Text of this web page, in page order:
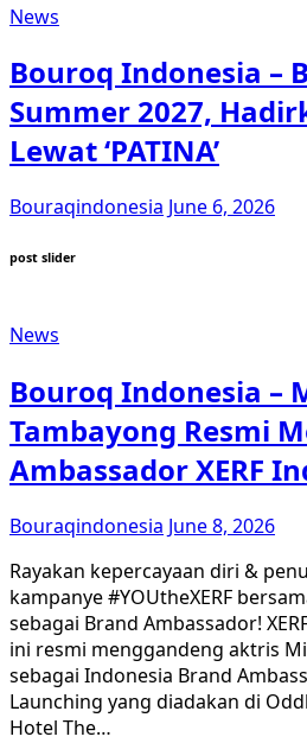
News
Bouroq Indonesia –
Summer 2027,
Lewat ‘PATINA’
Bouraqindonesia June 6, 2026
post slider
News
Bouroq Indonesia –
Tambayong Resmi
Ambassador XERF
Bouraqindonesia June 8, 2026
Rayakan kepercayaan diri &
kampanye #YOUtheXERF
sebagai Brand Ambassador!
ini resmi menggandeng aktris
sebagai Indonesia Brand
Launching yang diadakan di
Hotel The…